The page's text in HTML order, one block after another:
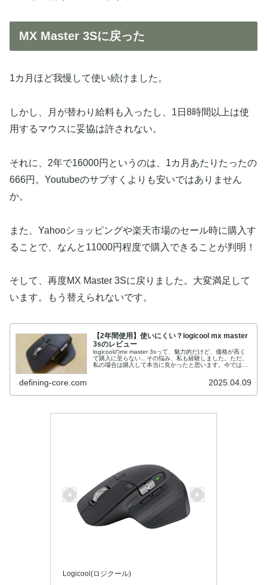
MX Master 3Sに戻った
1カ月ほど我慢して使い続けました。
しかし、月が替わり給料も入ったし、1日8時間以上は使
用するマウスに妥協は許されない。
それに、2年で16000円というのは、1カ月あたりたったの
666円。Youtubeのサブすくよりも安いではありません
か。
また、Yahooショッピングや楽天市場のセール時に購入す
ることで、なんと11000円程度で購入できることが判明！
そして、再度MX Master 3Sに戻りました。大変満足して
います。もう替えられないです。
【2年間使用】使いにくい？logicool mx master
3sのレビュー
logicoolのmx master 3sって、魅力的だけど、価格が高く
て購入に至らない…その悩み、私も経験しました。ただ、
私の場合は購入して本当に良かったと思います。今では、
defining-core.com 2025.04.09
Logicool(ロジクール)